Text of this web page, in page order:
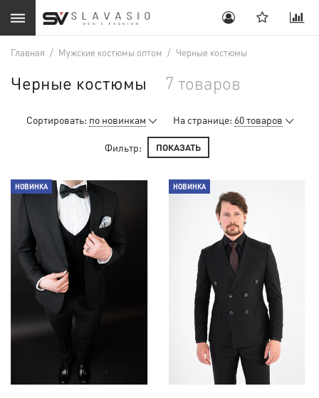
Главная / Мужские костюмы оптом / Черные костюмы
Черные костюмы 7 товаров
Сортировать: по новинкам На странице: 60 товаров
Фильтр: ПОКАЗАТЬ
НОВИНКА НОВИНКА